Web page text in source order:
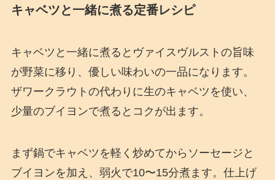
キャベツと一緒に煮る定番レシピ
キャベツと一緒に煮るとヴァイスヴルストの旨味
が野菜に移り、優しい味わいの一品になります。
ザワークラウトの代わりに生のキャベツを使い、
少量のブイヨンで煮るとコクが出ます。
まず鍋でキャベツを軽く炒めてからソーセージと
ブイヨンを加え、弱火で10〜15分煮ます。仕上げ